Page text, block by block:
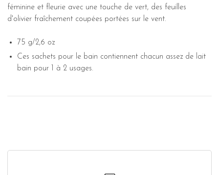
féminine et fleurie avec une touche de vert, des feuilles
d'olivier fraîchement coupées portées sur le vent.
75 g/2,6 oz
Ces sachets pour le bain contiennent chacun assez de lait
bain pour 1 à 2 usages.